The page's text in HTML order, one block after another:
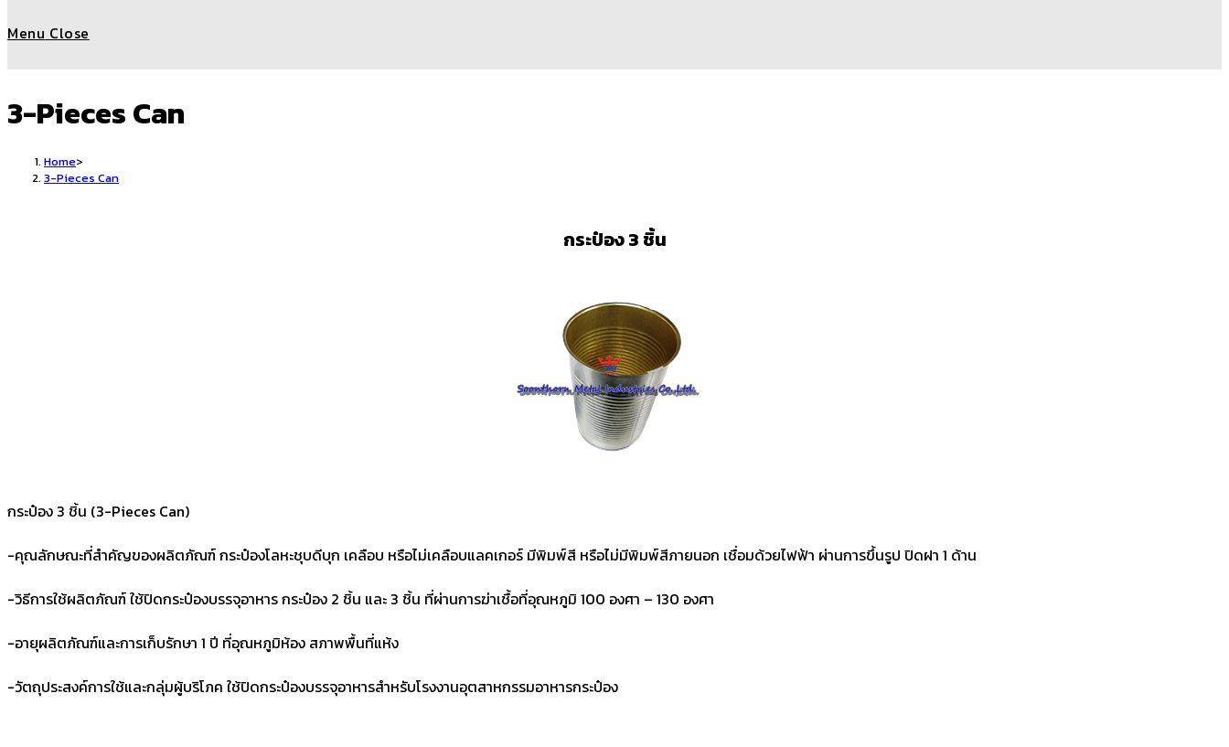
Menu Close
3-Pieces Can
Home>
3-Pieces Can
กระป๋อง 3 ชิ้น
กระป๋อง 3 ชิ้น (3-Pieces Can)
-คุณลักษณะที่สำคัญของผลิตภัณฑ์ กระป๋องโลหะชุบดีบุก เคลือบ หรือไม่เคลือบแลคเกอร์ มีพิมพ์สี หรือไม่มีพิมพ์สีภายนอก เชื่อมด้วยไฟฟ้า ผ่านการขึ้นรูป ปิดฝา 1 ด้าน
-วิธีการใช้ผลิตภัณฑ์ ใช้ปิดกระป๋องบรรจุอาหาร กระป๋อง 2 ชิ้น และ 3 ชิ้น ที่ผ่านการฆ่าเชื้อที่อุณหภูมิ 100 องศา – 130 องศา
-อายุผลิตภัณฑ์และการเก็บรักษา 1 ปี ที่อุณหภูมิห้อง สภาพพื้นที่แห้ง
-วัตถุประสงค์การใช้และกลุ่มผู้บริโภค ใช้ปิดกระป๋องบรรจุอาหารสำหรับโรงงานอุตสาหกรรมอาหารกระป๋อง